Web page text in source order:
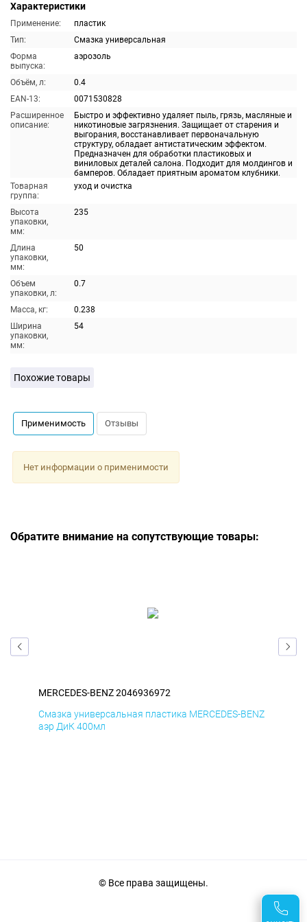
Характеристики
Применение:
пластик
Тип:
Смазка универсальная
Форма
выпуска:
аэрозоль
Объём, л:
0.4
EAN-13:
0071530828
Расширенное
описание:
Быстро и эффективно удаляет пыль, грязь, масляные и
никотиновые загрязнения. Защищает от старения и
выгорания, восстанавливает первоначальную
структуру, обладает антистатическим эффектом.
Предназначен для обработки пластиковых и
виниловых деталей салона. Подходит для молдингов и
бамперов. Обладает приятным ароматом клубники.
Товарная
группа:
уход и очистка
Высота
упаковки,
мм:
235
Длина
упаковки,
мм:
50
Объем
упаковки, л:
0.7
Масса, кг:
0.238
Ширина
упаковки,
мм:
54
Похожие товары
Применимость Отзывы
Нет информации о применимости
Обратите внимание на сопутствующие товары:
MERCEDES-BENZ 2046936972
Смазка универсальная пластика MERCEDES-BENZ
аэр ДиК 400мл
© Все права защищены.